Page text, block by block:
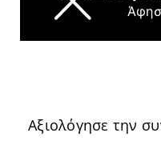
Αξιολόγησε την